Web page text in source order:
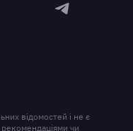
відомостей і не є
чи